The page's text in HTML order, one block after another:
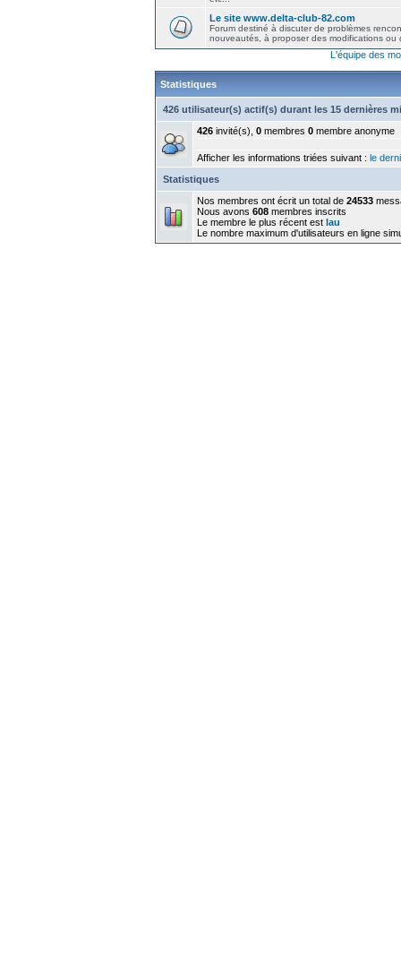
Le site www.delta-club-82.com
Forum destiné à discuter de problèmes
nouveautés, à proposer des modifications ou
L'équipe des
Statistiques
426 utilisateur(s) actif(s) durant les 15 dernières
426 invité(s), 0 membres 0 membre anonyme
Afficher les informations triées suivant : le
Statistiques
Nos membres ont écrit un total de 24533
Nous avons 608 membres inscrits
Le membre le plus récent est lau
Le nombre maximum d'utilisateurs en ligne